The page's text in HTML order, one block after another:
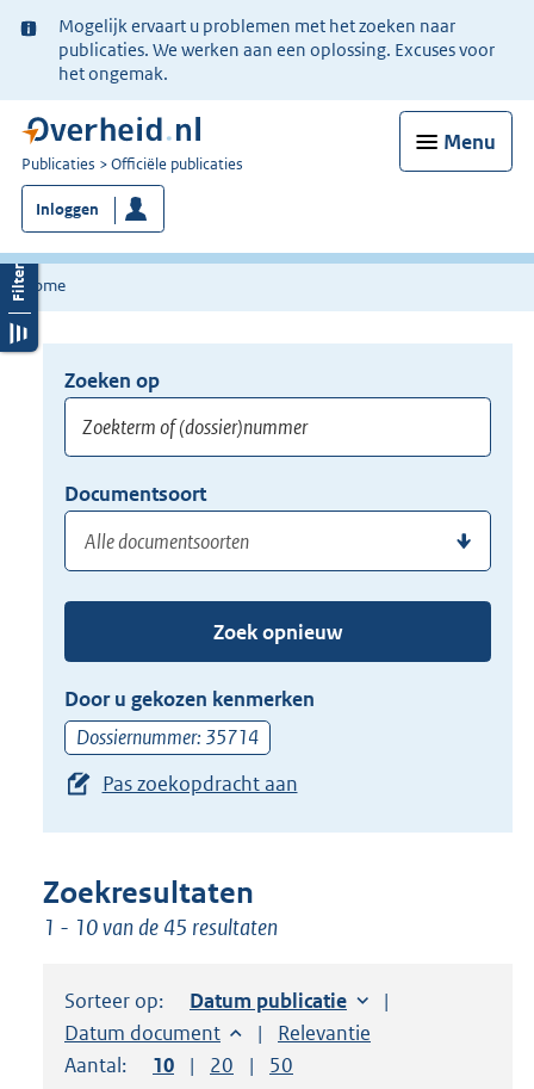
Ter
informatie:
Mogelijk ervaart u problemen met het zoeken naar
publicaties. We werken aan een oplossing. Excuses voor
het ongemak.
Menu
U
bent
nu
hier:
Publicaties Officiële publicaties
Inloggen
Home
Opnieuw
zoeken:
Zoeken op
of
(dossier)nummer
hier
uw
zoekterm
of
(dossier)nummer
in
Documentsoort
of
de
pijl
beneden
toets
suggesties.
Druk
om
Zoek opnieuw
Door u gekozen kenmerken
Dossiernummer: 35714
Pas zoekopdracht aan
Zoekresultaten
1 - 10 van de 45 resultaten
Sorteer op: Sorteer op:
Datum publicatie
Sorteer op:
Datum document Sorteer op:
Relevantie
Aantal:
Toon
10 resultaten per pagina
Toon
20 resultaten per pagina
Toon
50